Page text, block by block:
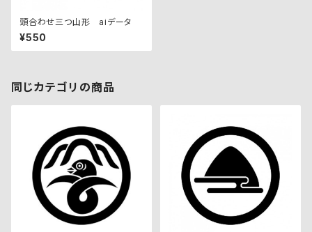
頭合わせ三つ山形 aiデータ
¥550
同じカテゴリの商品